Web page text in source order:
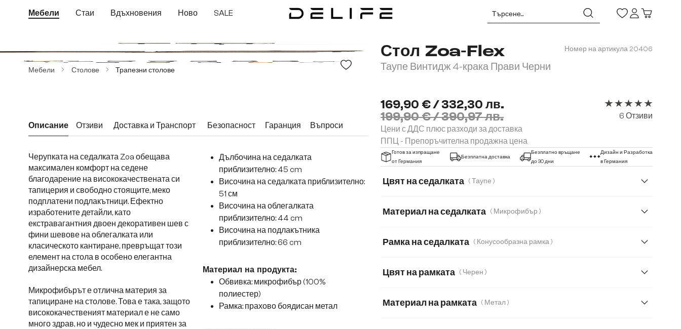
към основното съдържание
Преминете към търсенето
Преминете към основната навигация
Мебели Стаи Вдъхновения Ново SALE
Мебели Столове Трапезни столове
Стол Zoa-Flex
Таупе Винтидж 4-крака Прави Черни
Номер на артикула 20406
169,90 € / 332,30 лв.
199,90 € / 390,97 лв.
Цени с ДДС плюс разходи за доставка
ППЦ - Препоръчителна продажна цена
Средна оценка за 5
6 Отзиви
Готов за изпращане
от Германия
Безплатна доставка
Безплатно връщане
до 30 дни
Дизайн и Разработка
в Германия
Цвят на седалката ( Таупе )
Материал на седалката ( Микрофибър )
Меко букле Мек текстилен плат с текстура
Микрофибър/Букле Плюш
Рамка на седалката ( Конусообразна рамка )
Цвят на рамката ( Черен )
Материал на рамката ( Метал )
Описание Отзиви Доставка и Транспорт Безопасност Гаранция Въпроси
Черупката на седалката Zoa обещава
максимален комфорт на седене
благодарение на висококачествената си
тапицерия и свободно стоящите, меко
подплатени подлакътници. Ефектно
изработените детайли, като
екстравагантния двоен декоративен шев с
фини шевове на облегалката или
класическото кантиране, превръщат този
елемент на стола в особено елегантна
дизайнерска мебел.
Микрофибърът е отлична материя за
тапициране на столове. Това е така, защото
висококачественият материал е не само
много здрав, но и чудесно мек и приятен за
Дълбочина на седалката
приблизително: 45 cm
Височина на седалката приблизително:
51 см
Височина на облегалката
приблизително: 44 cm
Височина на подлакътника
приблизително: 66 cm
Материал на продукта:
Обвивка: микрофибър (100%
полиестер)
Рамка: прахово боядисан метал